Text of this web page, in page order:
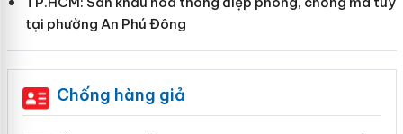
tại phường An Phú Đông
Chống hàng giả